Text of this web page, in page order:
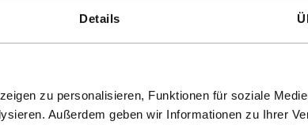
Details
zu personalisieren, Funktionen für soziale
Außerdem geben wir Informationen zu Ihrer